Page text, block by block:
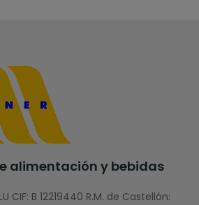
alimentación y bebidas
CIF: B 12219440 R.M. de Castellón: